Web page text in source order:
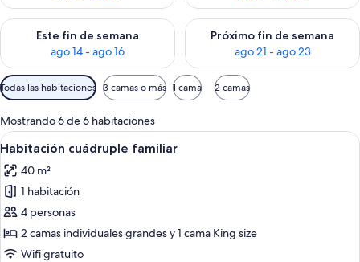
Este fin de semana
ago 14 - ago 16
Consulta la disponibilidad para este fin de semana ago 14 -
Próximo fin de semana
ago 21 - ago 23
Consulta la disponibilidad
Filtros
disponibles
para
las
habitaciones
Todas las habitaciones 3 camas o más 1 cama 2 camas
Mostrando 6 de 6 habitaciones
Ver
todas
las
fotos
de
Habitación
cuádruple
Habitación de hotel con una cama
7
Habitación cuádruple familiar
40 m²
1 habitación
4 personas
2 camas individuales grandes y 1 cama King size
Wifi gratuito